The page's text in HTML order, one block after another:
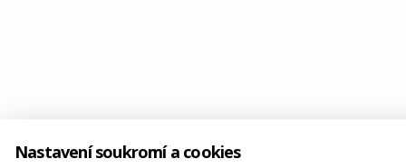
Nastavení soukromí a cookies